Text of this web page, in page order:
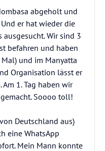
abgeholt und
er hat wieder die
ausgesucht. Wir sind 3
befahren und haben
und im Manyatta
Organisation lässt er
1. Tag haben wir
Soooo toll!
Deutschland aus)
eine WhatsApp
Mein Mann konnte